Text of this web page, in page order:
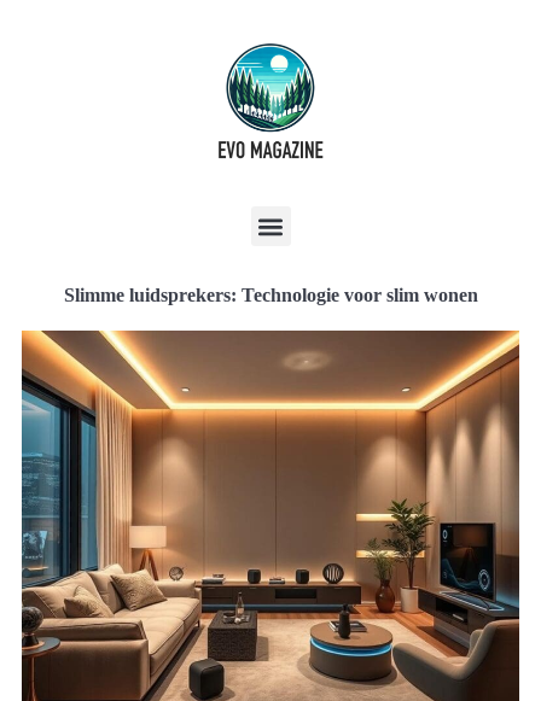
Slimme luidsprekers: Technologie voor slim wonen